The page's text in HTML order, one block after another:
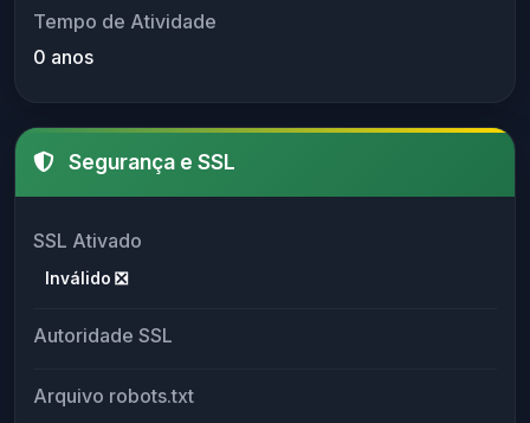
Tempo de Atividade
0 anos
Segurança e SSL
SSL Ativado
Inválido ❎
Autoridade SSL
Arquivo robots.txt